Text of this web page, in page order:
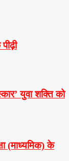
युवा शक्ति को
(माध्यमिक) के